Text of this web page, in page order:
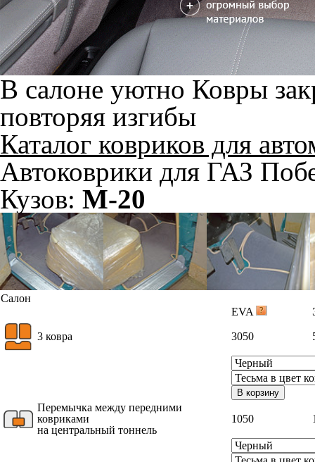
В салоне уютно Ковры
повторяя изгибы
Каталог ковриков для
Автоковрики для ГАЗ
Кузов: М-20
Салон
EVA
3 ковра 3050
В корзину
Перемычка между передними
ковриками
на центральный тоннель
1050